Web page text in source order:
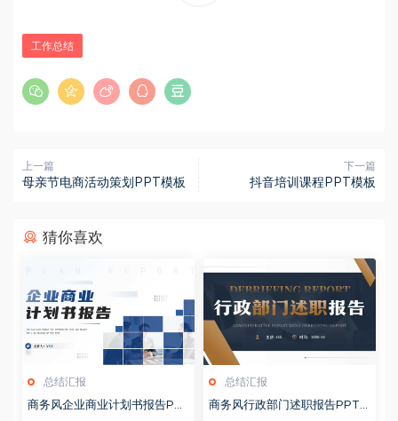
工作总结
上一篇
母亲节电商活动策划PPT模板
下一篇
抖音培训课程PPT模板
猜你喜欢
总结汇报
商务风企业商业计划书报告PP
总结汇报
商务风行政部门述职报告PPT